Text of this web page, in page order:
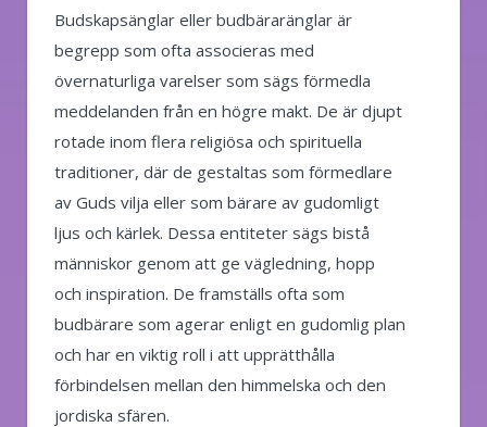
Budskapsänglar eller budbäraränglar är
begrepp som ofta associeras med
övernaturliga varelser som sägs förmedla
meddelanden från en högre makt. De är djupt
rotade inom flera religiösa och spirituella
traditioner, där de gestaltas som förmedlare
av Guds vilja eller som bärare av gudomligt
ljus och kärlek. Dessa entiteter sägs bistå
människor genom att ge vägledning, hopp
och inspiration. De framställs ofta som
budbärare som agerar enligt en gudomlig plan
och har en viktig roll i att upprätthålla
förbindelsen mellan den himmelska och den
jordiska sfären.